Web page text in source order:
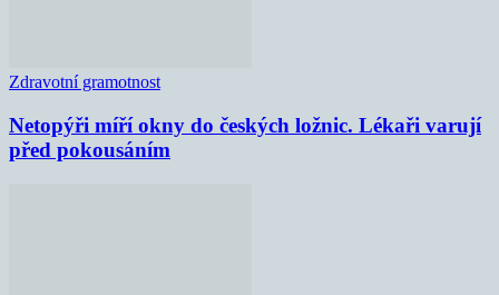
Zdravotní gramotnost
Netopýři míří okny do českých ložnic. Lékaři varují
před pokousáním